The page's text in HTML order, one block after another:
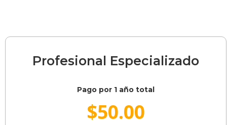
Profesional Especializado
Pago por 1 año total
$50.00